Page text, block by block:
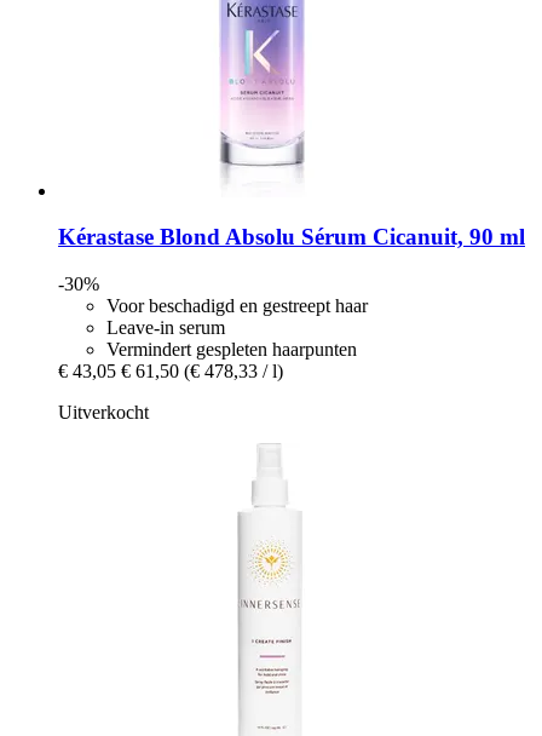
Kérastase Blond Absolu Sérum Cicanuit, 90 ml
-30%
Voor beschadigd en gestreept haar
Leave-in serum
Vermindert gespleten haarpunten
€ 43,05 € 61,50 (€ 478,33 / l)
Uitverkocht